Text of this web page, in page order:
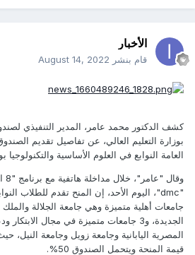
الأخبار
قام بنشر August 14, 2022
كشف الدكتور محمد عامر، المدير التنفيذي
العامة النوابع في العلوم الأساسية والتكنولوجيا بواقع 7 منح لكل
وقال
جامعات أهلية متميزة وهي جامعة الجلالة
الجديدة، و3 جامعات متميزة في مجال
قيمة المنحة ويتحمل الصندوق 50%.